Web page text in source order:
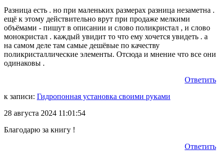
Разница есть . но при маленьких размерах разница незаметна .
ещё к этому действительно врут при продаже мелкими
объёмами - пишут в описании и слово поликристал , и слово
монокристал . каждый увидит то что ему хочется увидеть . а
на самом деле там самые дешёвые по качеству
поликристаллические элементы. Отсюда и мнение что все они
одинаковы .
Ответить
к записи: Гидропонная установка своими руками
28 августа 2024 11:01:54
Благодарю за книгу !
Ответить